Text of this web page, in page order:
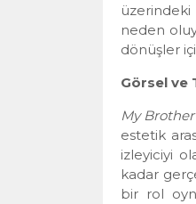
neden
dönüşler
Görsel ve
My
estetik
izleyiciyi
kadar
bir rol